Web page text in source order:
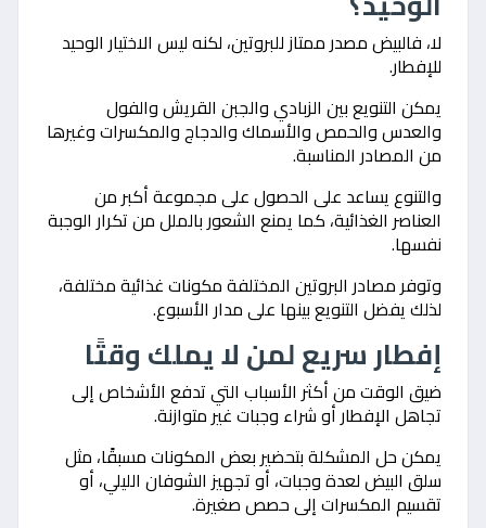
لا، فالبيض مصدر ممتاز للبروتين، لكنه ليس الاختيار الوحيد
للإفطار.
يمكن التنويع بين الزبادي والجبن القريش والفول
والعدس والحمص والأسماك والدجاج والمكسرات وغيرها
من المصادر المناسبة.
والتنوع يساعد على الحصول على مجموعة أكبر من
العناصر الغذائية، كما يمنع الشعور بالملل من تكرار الوجبة
نفسها.
وتوفر مصادر البروتين المختلفة مكونات غذائية مختلفة،
لذلك يفضل التنويع بينها على مدار الأسبوع.
إفطار سريع لمن لا يملك وقتًا
ضيق الوقت من أكثر الأسباب التي تدفع الأشخاص إلى
تجاهل الإفطار أو شراء وجبات غير متوازنة.
يمكن حل المشكلة بتحضير بعض المكونات مسبقًا، مثل
سلق البيض لعدة وجبات، أو تجهيز الشوفان الليلي، أو
تقسيم المكسرات إلى حصص صغيرة.